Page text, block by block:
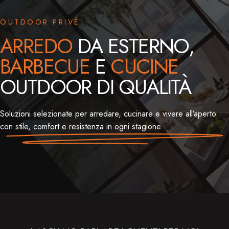
OUTDOOR PRIVÉ
ARREDODA ESTERNO,
BARBECUE ECUCINE
OUTDOOR DI QUALITÀ
Soluzioni selezionate per arredare, cucinare e vivere all’aperto
con stile, comfort e resistenza in ogni stagione.